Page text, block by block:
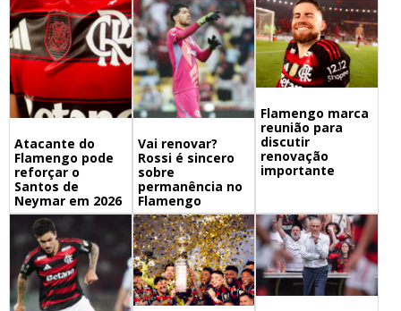
Atacante do
Flamengo pode
reforçar o
Santos de
Neymar em 2026
Vai renovar?
Rossi é sincero
sobre
permanência no
Flamengo
Flamengo marca
reunião para
discutir
renovação
importante